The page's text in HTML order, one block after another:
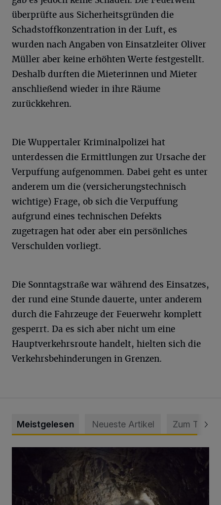
überprüfte aus Sicherheitsgründen die
Schadstoffkonzentration in der Luft, es
wurden nach Angaben von Einsatzleiter Oliver
Müller aber keine erhöhten Werte festgestellt.
Deshalb durften die Mieterinnen und Mieter
anschließend wieder in ihre Räume
zurückkehren.
Die Wuppertaler Kriminalpolizei hat
unterdessen die Ermittlungen zur Ursache der
Verpuffung aufgenommen. Dabei geht es unter
anderem um die (versicherungstechnisch
wichtige) Frage, ob sich die Verpuffung
aufgrund eines technischen Defekts
zugetragen hat oder aber ein persönliches
Verschulden vorliegt.
Die Sonntagstraße war während des Einsatzes,
der rund eine Stunde dauerte, unter anderem
durch die Fahrzeuge der Feuerwehr komplett
gesperrt. Da es sich aber nicht um eine
Hauptverkehrsroute handelt, hielten sich die
Verkehrsbehinderungen in Grenzen.
Meistgelesen Neueste Artikel Zum Thema